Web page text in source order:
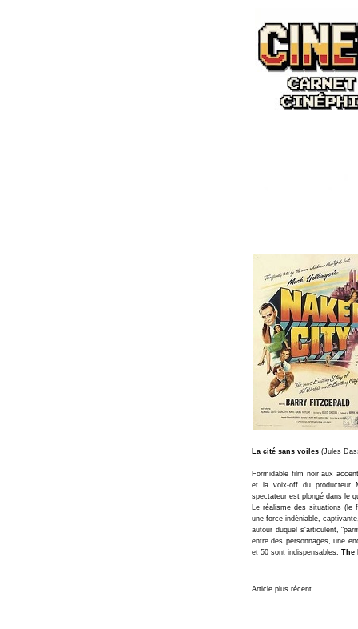
La cité sans voiles (Jules
Formidable film noir aux
et la voix-off du producteur
spectateur est plongé dans le
Le réalisme des situations
une force indéniable,
autour duquel s'articulent,
entre des personnages, une
et 50 sont indispensables, The
Article plus récent